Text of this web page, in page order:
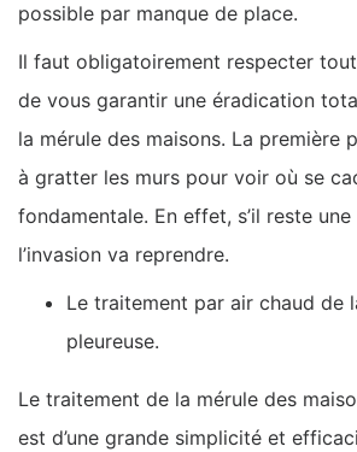
possible par manque de place.
Il faut obligatoirement respecter
de vous garantir une éradication
la mérule des maisons. La première
à gratter les murs pour voir où se
fondamentale. En effet, s’il reste
l’invasion va reprendre.
Le traitement par air chaud de
pleureuse.
Le traitement de la mérule des
est d’une grande simplicité et